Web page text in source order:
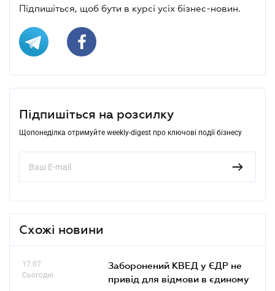
Підпишіться, щоб бути в курсі усіх бізнес-новин.
Підпишіться на розсилку
Щопонеділка отримуйте weekly-digest про ключові події бізнесу
Схожі новини
17.07
Сьогодні
Заборонений КВЕД у ЄДР не
привід для відмови в єдиному